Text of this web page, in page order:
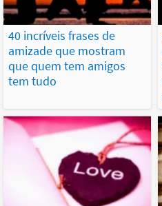
40 incríveis frases de
amizade que mostram
que quem tem amigos
tem tudo